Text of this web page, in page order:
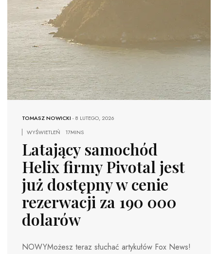
TOMASZ NOWICKI -8 LUTEGO, 2026
WYŚWIETLEŃ
17MINS
Latający samochód
Helix firmy Pivotal jest
już dostępny w cenie
rezerwacji za 190 000
dolarów
NOWYMożesz teraz słuchać artykułów Fox News!